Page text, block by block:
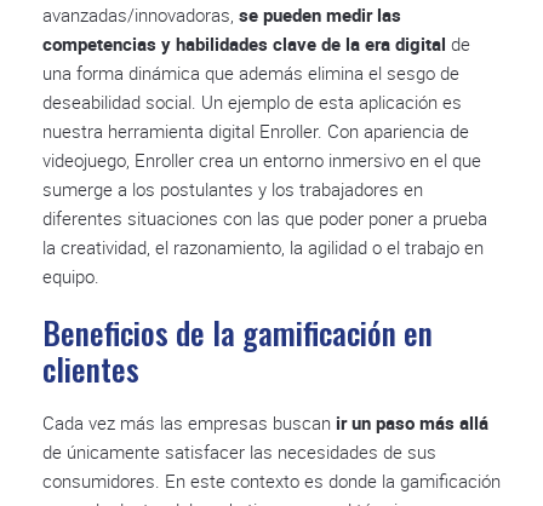
avanzadas/innovadoras, se pueden medir las
competencias y habilidades clave de la era digital de
una forma dinámica que además elimina el sesgo de
deseabilidad social. Un ejemplo de esta aplicación es
nuestra herramienta digital Enroller. Con apariencia de
videojuego, Enroller crea un entorno inmersivo en el que
sumerge a los postulantes y los trabajadores en
diferentes situaciones con las que poder poner a prueba
la creatividad, el razonamiento, la agilidad o el trabajo en
equipo.
Beneficios de la gamificación en
clientes
Cada vez más las empresas buscan ir un paso más allá
de únicamente satisfacer las necesidades de sus
consumidores. En este contexto es donde la gamificación